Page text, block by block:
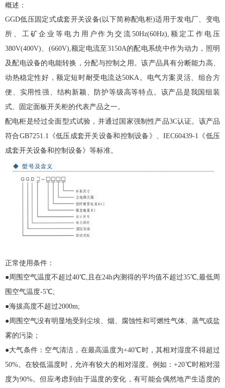
概述：
GGD低压固定式成套开关设备(以下简称配电柜)适用于发电厂、变电
所、工矿企业等电力用户作为交流50Hz(60Hz),额定工作电压
380V(400V)、(660V),额定电流至3150A的配电系统中作为动力，照明
及配电设备的电能转换，分配与控制之用。该产品具有分断能力高、
动热稳定性好，额定短时耐受电流达50KA。 电气方案灵活、组合方
便、实用性强、结构新颖、防护等级高等特点。该产品是我国组装
式、固定面板开关柜的代表产品之一。
配电柜是经过全面型式试验，并通过国家强制性产品3C认证。该产品
符合GB7251.1《低压成套开关设备和控制设备》、IEC60439-1《低压
成套开关设备和控制设备》等标准。
正常使用条件：
●周围空气温度不超过40℃,且在24h内测得的平均值不超过35℃,最低周
围空气温度-5℃;
●海拔高度不超过2000m;
●周围空气没有明显地受到尘埃、烟、腐蚀性和可燃性气体、蒸气或盐
雾的污染；
●大气条件：空气清洁，在最高温度为+40℃时，其相对湿度不得超过
50%。在较低温度时，允许有较大的相对湿度。例如：+20℃时相对湿
度为90%。但应考虑到由于温度的变化，有可能会偶然地产生适度的